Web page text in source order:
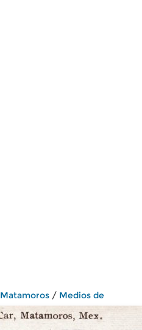
Matamoros / Medios de